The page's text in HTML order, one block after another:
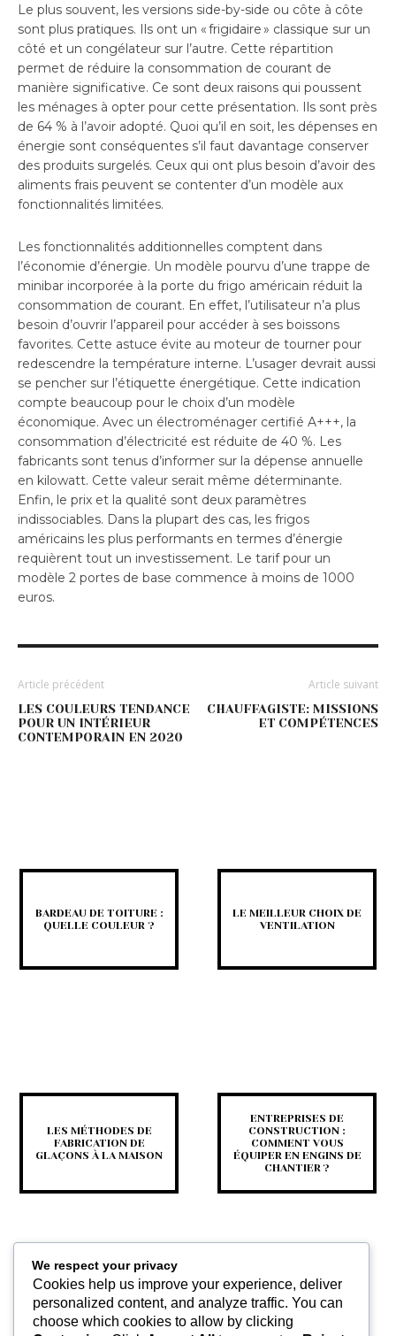
Le plus souvent, les versions side-by-side ou côte à côte
sont plus pratiques. Ils ont un « frigidaire » classique sur un
côté et un congélateur sur l’autre. Cette répartition
permet de réduire la consommation de courant de
manière significative. Ce sont deux raisons qui poussent
les ménages à opter pour cette présentation. Ils sont près
de 64 % à l’avoir adopté. Quoi qu’il en soit, les dépenses en
énergie sont conséquentes s’il faut davantage conserver
des produits surgelés. Ceux qui ont plus besoin d’avoir des
aliments frais peuvent se contenter d’un modèle aux
fonctionnalités limitées.
Les fonctionnalités additionnelles comptent dans
l’économie d’énergie. Un modèle pourvu d’une trappe de
minibar incorporée à la porte du frigo américain réduit la
consommation de courant. En effet, l’utilisateur n’a plus
besoin d’ouvrir l’appareil pour accéder à ses boissons
favorites. Cette astuce évite au moteur de tourner pour
redescendre la température interne. L’usager devrait aussi
se pencher sur l’étiquette énergétique. Cette indication
compte beaucoup pour le choix d’un modèle
économique. Avec un électroménager certifié A+++, la
consommation d’électricité est réduite de 40 %. Les
fabricants sont tenus d’informer sur la dépense annuelle
en kilowatt. Cette valeur serait même déterminante.
Enfin, le prix et la qualité sont deux paramètres
indissociables. Dans la plupart des cas, les frigos
américains les plus performants en termes d’énergie
requièrent tout un investissement. Le tarif pour un
modèle 2 portes de base commence à moins de 1000
euros.
Article précédent
LES COULEURS TENDANCE
POUR UN INTÉRIEUR
CONTEMPORAIN EN 2020
Article suivant
CHAUFFAGISTE: MISSIONS
ET COMPÉTENCES
BARDEAU DE TOITURE :
QUELLE COULEUR ?
LE MEILLEUR CHOIX DE
VENTILATION
LES MÉTHODES DE
FABRICATION DE
GLAÇONS À LA MAISON
ENTREPRISES DE
CONSTRUCTION :
COMMENT VOUS
ÉQUIPER EN ENGINS DE
CHANTIER ?
We respect your privacy
Cookies help us improve your experience, deliver
personalized content, and analyze traffic. You can
choose which cookies to allow by clicking